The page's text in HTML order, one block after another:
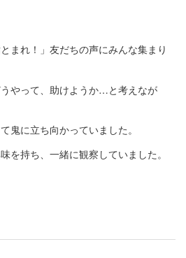
まれ！」友だちの声にみんな集まり
やって、助けようか…と考えなが
鬼に立ち向かっていました。
を持ち、一緒に観察していました。